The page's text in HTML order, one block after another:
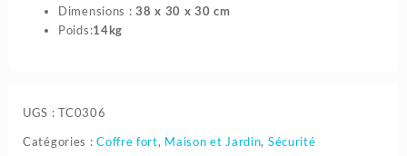
Dimensions :38 x 30 x 30 cm
Poids:14kg
UGS :TC0306
Catégories :Coffre fort, Maison et Jardin, Sécurité